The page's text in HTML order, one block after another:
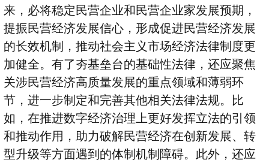
来，必将稳定民营企业和民营企业家发展预期，
提振民营经济发展信心，形成促进民营经济发展
的长效机制，推动社会主义市场经济法律制度更
加健全。有了夯基垒台的基础性法律，还应聚焦
关涉民营经济高质量发展的重点领域和薄弱环
节，进一步制定和完善其他相关法律法规。比
如，在推进数字经济治理上更好发挥立法的引领
和推动作用，助力破解民营经济在创新发展、转
型升级等方面遇到的体制机制障碍。此外，还应